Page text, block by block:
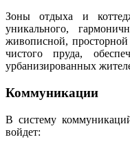
Зоны отдыха и
уникального,
живописной,
чистого пруда,
урбанизированных
Коммуникации
В систему
войдет: